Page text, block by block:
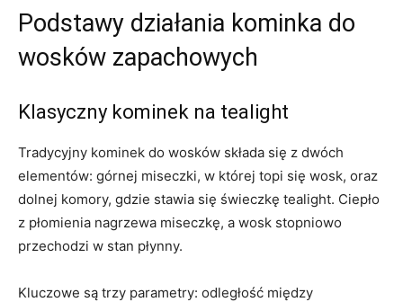
Podstawy działania kominka do
wosków zapachowych
Klasyczny kominek na tealight
Tradycyjny kominek do wosków składa się z dwóch
elementów: górnej miseczki, w której topi się wosk, oraz
dolnej komory, gdzie stawia się świeczkę tealight. Ciepło
z płomienia nagrzewa miseczkę, a wosk stopniowo
przechodzi w stan płynny.
Kluczowe są trzy parametry: odległość między